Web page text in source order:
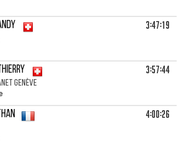
3:47:19
GENÈVE
3:57:44
4:00:26